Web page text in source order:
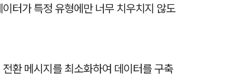
터가 특정 유형에만 너무 치우치지 않도
환 메시지를 최소화하여 데이터를 구축